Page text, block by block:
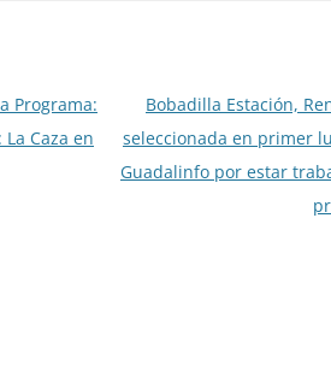
Programa:
Caza en
Bobadilla Estación,
seleccionada en primer
Guadalinfo por estar